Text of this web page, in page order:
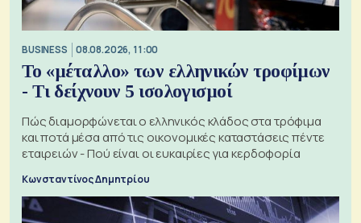
BUSINESS 08.08.2026, 11:00
Το «μέταλλο» των ελληνικών τροφίμων
- Τι δείχνουν 5 ισολογισμοί
Πώς διαμορφώνεται ο ελληνικός κλάδος στα τρόφιμα
και ποτά μέσα από τις οικονομικές καταστάσεις πέντε
εταιρειών - Πού είναι οι ευκαιρίες για κερδοφορία
Κωνσταντίνος Δημητρίου